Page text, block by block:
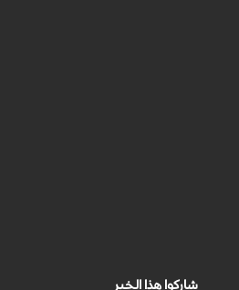
شاركوا هذا الخبر